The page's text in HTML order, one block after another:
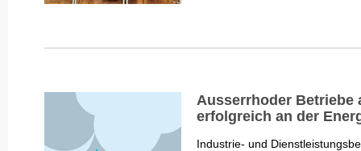
Ausserrhoder Betriebe
erfolgreich an der
Industrie- und